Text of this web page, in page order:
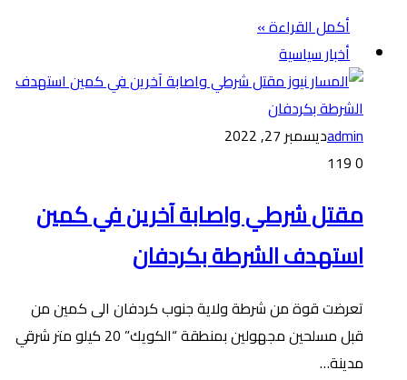
أكمل القراءة »
أخبار سياسية
adminديسمبر 27, 2022
0
مقتل شرطي واصابة آخرين في كمين
استهدف الشرطة بكردفان
تعرضت قوة من شرطة ولاية جنوب كردفان الى كمين من
قبل مسلحين مجهولين بمنطقة “الكويك” 20 كيلو متر شرقي
مدينة…